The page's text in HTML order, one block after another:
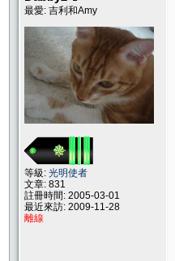
最愛: 吉利和Amy
等級: 光明使者
文章: 831
註冊時間: 2005-03-01
最近來訪: 2009-11-28
離線